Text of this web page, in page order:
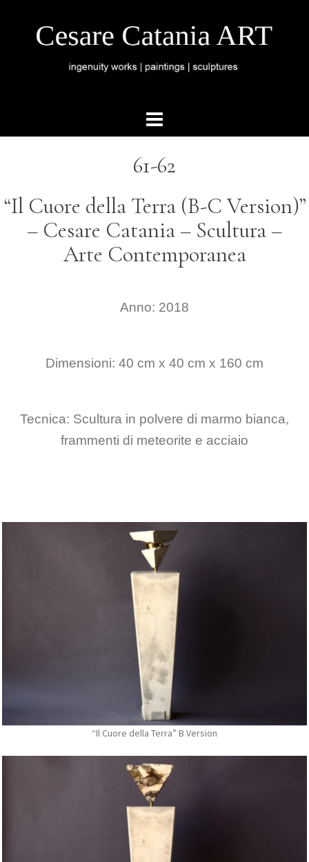
61-62
“Il Cuore della Terra (B-C Version)”
– Cesare Catania – Scultura –
Arte Contemporanea
Anno: 2018
Dimensioni: 40 cm x 40 cm x 160 cm
Tecnica: Scultura in polvere di marmo bianca,
frammenti di meteorite e acciaio
“Il Cuore della Terra” B Version